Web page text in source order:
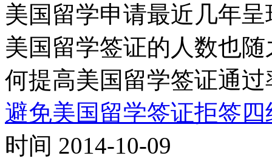
美国留学申请最近几年
美国留学签证的人数也
何提高美国留学签证通过
避免美国留学签证拒签四
时间 2014-10-09